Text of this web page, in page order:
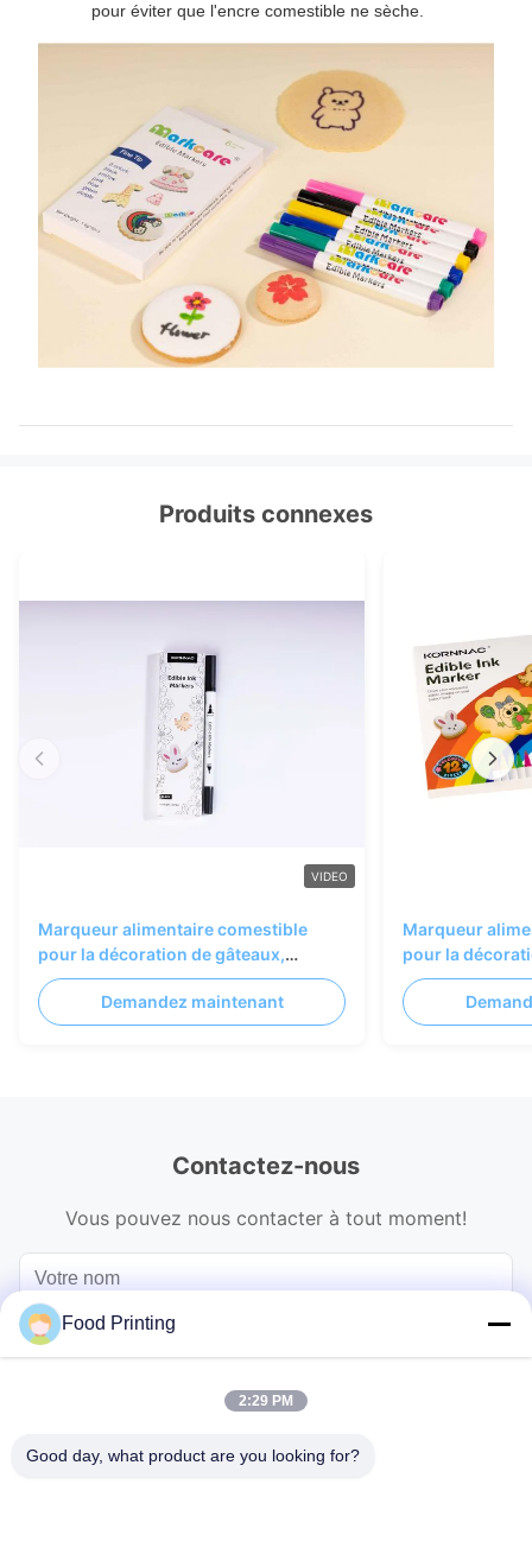
pour éviter que l'encre comestible ne sèche.
Produits connexes
VIDEO
Marqueur alimentaire comestible
pour la décoration de gâteaux,
orange, vert, bleu
Demandez maintenant
Marqueur
pour la
orange, vert,
Contactez-nous
Vous pouvez nous contacter à tout moment!
Food Printing
2:29 PM
Good day, what product are you looking for?